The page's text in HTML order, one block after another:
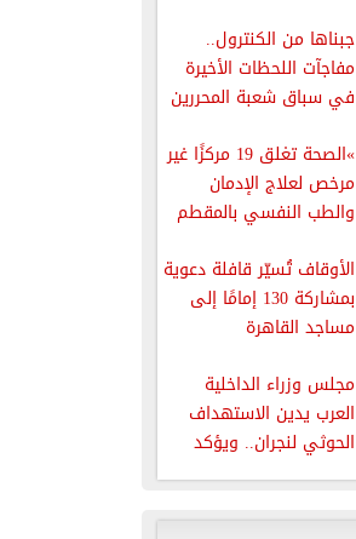
جبناها من الكنترول..
مفاجآت اللحظات الأخيرة
في سباق شعبة المحررين
»الصحة تغلق 19 مركزًا غير
مرخص لعلاج الإدمان
والطب النفسي بالمقطم
الأوقاف تُسيّر قافلة دعوية
بمشاركة 130 إمامًا إلى
مساجد القاهرة
مجلس وزراء الداخلية
العرب يدين الاستهداف
الحوثي لنجران.. ويؤكد
دعمه الكامل للسعودية...